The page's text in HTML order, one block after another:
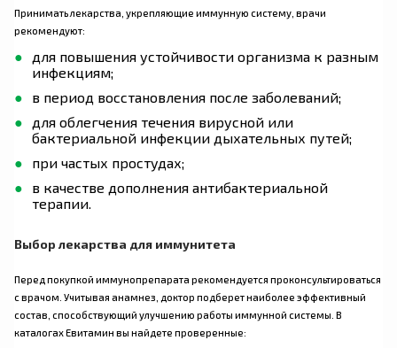
Принимать лекарства, укрепляющие иммунную систему, врачи
рекомендуют:
для повышения устойчивости организма к разным
инфекциям;
в период восстановления после заболеваний;
для облегчения течения вирусной или
бактериальной инфекции дыхательных путей;
при частых простудах;
в качестве дополнения антибактериальной
терапии.
Выбор лекарства для иммунитета
Перед покупкой иммунопрепарата рекомендуется проконсультироваться
с врачом. Учитывая анамнез, доктор подберет наиболее эффективный
состав, способствующий улучшению работы иммунной системы. В
каталогах Евитамин вы найдете проверенные: